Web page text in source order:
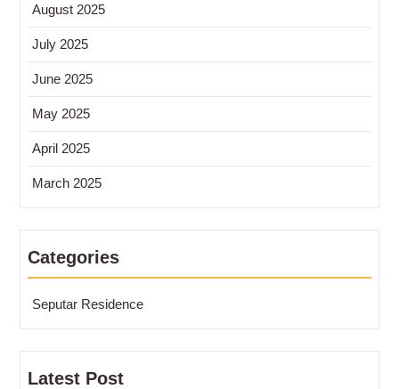
August 2025
July 2025
June 2025
May 2025
April 2025
March 2025
Categories
Seputar Residence
Latest Post